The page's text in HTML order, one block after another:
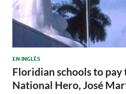
EN INGLÉS
Floridian schools to pay
National Hero, José